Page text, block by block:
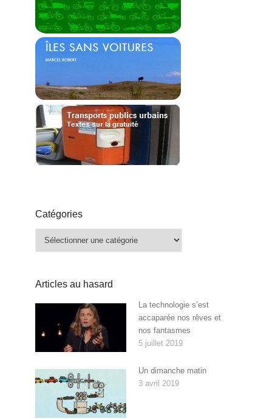
Catégories
Articles au hasard
La technologie s’est
accaparée nos rêves et
nos fantasmes
5 juillet 2019
Un dimanche matin
3 avril 2019